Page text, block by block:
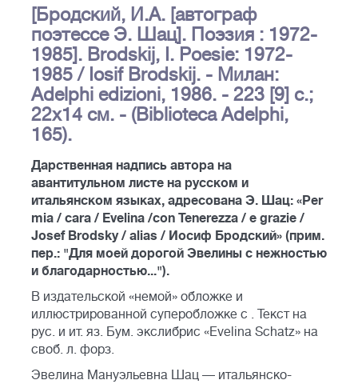
[Бродский, И.А. [автограф
поэтессе Э. Шац]. Поэзия : 1972-
1985]. Brodskij, I. Poesie: 1972-
1985 / Iosif Brodskij. - Милан:
Adelphi edizioni, 1986. - 223 [9] с.;
22х14 см. - (Biblioteca Adelphi,
165).
Дарственная надпись автора на
авантитульном листе на русском и
итальянском языках, адресована Э. Шац: «Per
mia / cara / Evelina /con Tenerezza / e grazie /
Josef Brodsky / alias / Иосиф Бродский» (прим.
пер.: "Для моей дорогой Эвелины с нежностью
и благодарностью...").
В издательской «немой» обложке и
иллюстрированной суперобложке с . Текст на
рус. и ит. яз. Бум. экслибрис «Evelina Schatz» на
своб. л. форз.
Эвелина Мануэльевна Шац — итальянско-